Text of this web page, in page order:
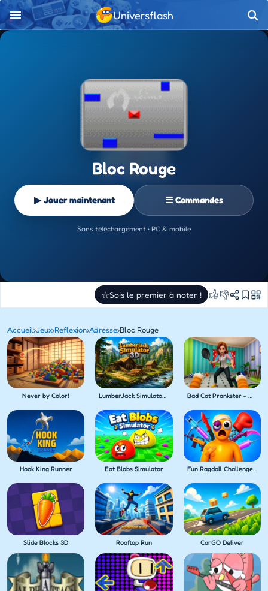
Universflash
Bloc Rouge
▶ Jouer maintenant ☰ Commandes
Sans téléchargement • PC & mobile
☆Sois le premier à noter ! 👍👎
Accueil›Jeux›Reflexion›Adresse›Bloc Rouge
Never by Color! LumberJack Simulator 3D Bad Cat Prankster - Mom's Return
Hook King Runner Eat Blobs Simulator Fun Ragdoll Challenge! Mini Games Collection!
Slide Blocks 3D Rooftop Run CarGO Deliver